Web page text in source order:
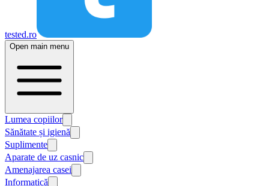
tested.ro
Open main menu
Lumea copiilor
Sănătate și igienă
Suplimente
Aparate de uz casnic
Amenajarea casei
Informatică